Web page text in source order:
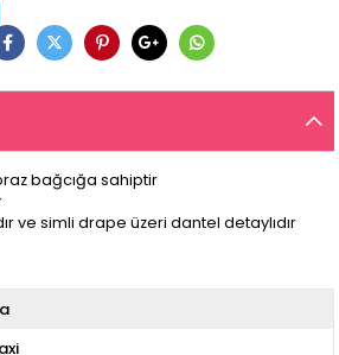
bağcığa sahiptir
ve simli drape üzeri dantel detaylıdır